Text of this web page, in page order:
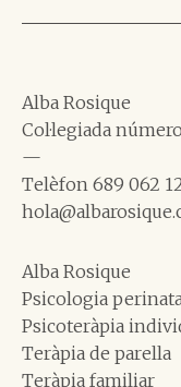
Alba Rosique
Col·legiada
—
Telèfon 689 062
Alba Rosique
Psicologia
Psicoteràpia
Teràpia de parella
Teràpia familiar